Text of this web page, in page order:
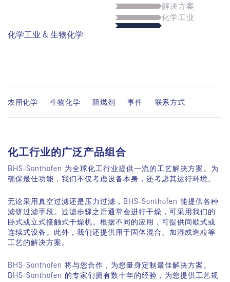
解决方案
化学工业
化学工业 & 生物化学
农用化学 生物化学 阻燃剂 事件 联系方式
化工行业的广泛产品组合
BHS-Sonthofen 为全球化工行业提供一流的工艺解决方案。为
确保最佳功能，我们不仅考虑设备本身，还考虑其运行环境。
无论采用真空过滤还是压力过滤， BHS-Sonthofen 能提供各种
滤饼过滤手段。过滤步骤之后通常会进行干燥，可采用我们的
卧式或立式接触式干燥机。根据不同的应用，可提供间歇式或
连续式设备。此外，我们还提供用于固体混合、加湿或造粒等
工艺的解决方案。
BHS-Sonthofen 将与您合作，为您量身定制最佳解决方案。
BHS-Sonthofen 的专家们拥有数十年的经验，为您提供工艺规